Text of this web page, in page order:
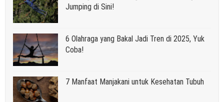
Jumping di Sini!
6 Olahraga yang Bakal Jadi Tren di 2025, Yuk
Coba!
7 Manfaat Manjakani untuk Kesehatan Tubuh